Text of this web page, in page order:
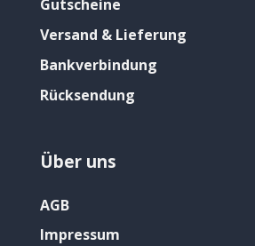
Gutscheine
Versand & Lieferung
Bankverbindung
Rücksendung
Über uns
AGB
Impressum